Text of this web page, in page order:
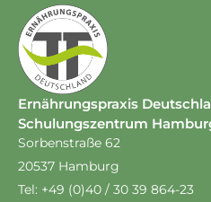
Ernährungspraxis
Schulungszentrum
Sorbenstraße 62
20537 Hamburg
Tel: +49 (0)40 / 30 39 864-23